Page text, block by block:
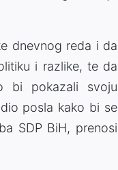
dnevnog reda i da
i razlike, te da
bi pokazali svoju
posla kako bi se
SDP BiH, prenosi